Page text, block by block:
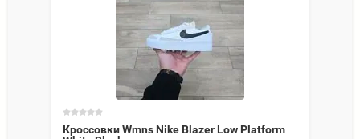
Кроссовки Wmns Nike Blazer Low Platform